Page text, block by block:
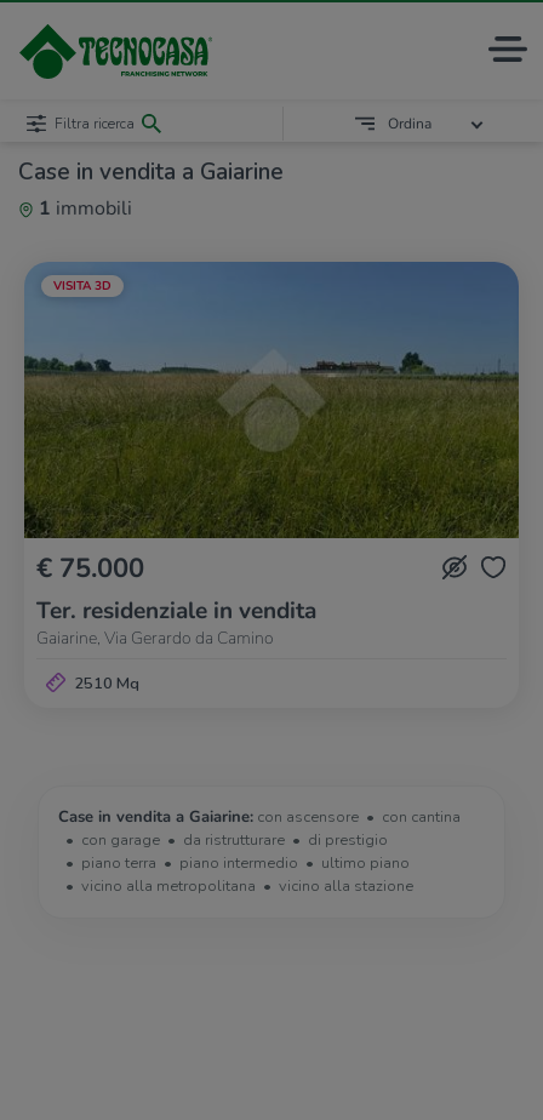
Case in vendita a Gaiarine
1 immobili
Filtra ricerca Ordina
VISITA 3D
€ 75.000
Ter. residenziale in vendita
Gaiarine, Via Gerardo da Camino
2510 Mq
Case in vendita a Gaiarine: con ascensore
con cantina
con garage
da ristrutturare
di prestigio
piano terra
piano intermedio
ultimo piano
vicino alla metropolitana
vicino alla stazione